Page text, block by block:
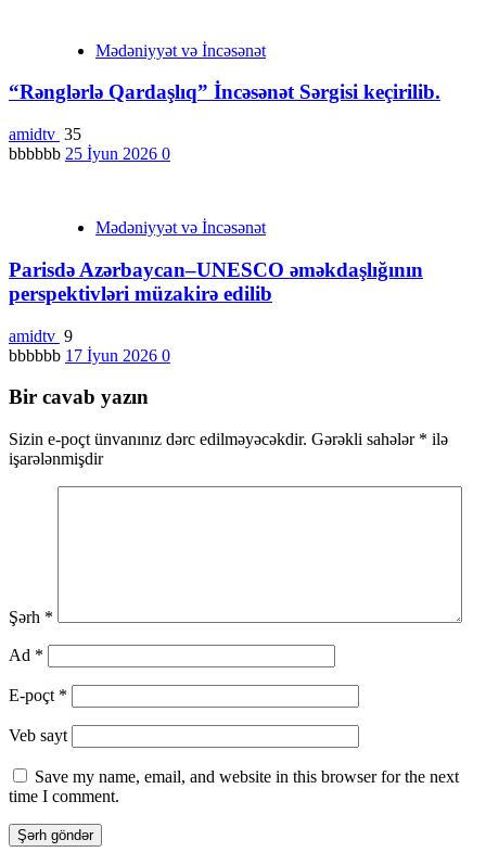
Mədəniyyət və İncəsənət
“Rənglərlə Qardaşlıq” İncəsənət Sərgisi keçirilib.
amidtv 35
bbbbbb 25 İyun 2026 0
Mədəniyyət və İncəsənət
Parisdə Azərbaycan–UNESCO əməkdaşlığının
perspektivləri müzakirə edilib
amidtv 9
bbbbbb 17 İyun 2026 0
Bir cavab yazın
Sizin e-poçt ünvanınız dərc edilməyəcəkdir. Gərəkli sahələr * ilə
işarələnmişdir
Şərh *
Ad *
E-poçt *
Veb sayt
Save my name, email, and website in this browser for the next
time I comment.